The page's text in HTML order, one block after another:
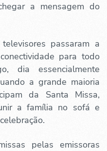
a mensagem do
passaram a
para todo
dia essencialmente
a grande maioria
da Santa Missa,
a família no sofá e
pelas emissoras